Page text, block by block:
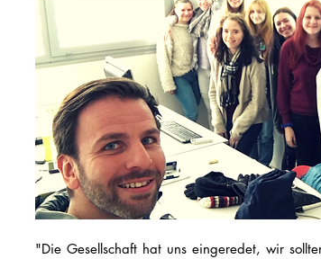
"Die Gesellschaft hat uns eingeredet, wir